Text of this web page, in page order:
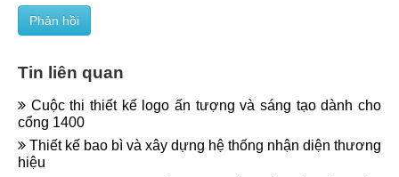
Tin liên quan
Cuộc thi thiết kế logo ấn tượng và sáng tạo dành cho
cổng 1400
Thiết kế bao bì và xây dựng hệ thống nhận diện thương
hiệu